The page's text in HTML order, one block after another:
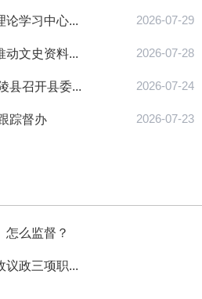
论学习中心... 2026-07-29
动文史资料... 2026-07-28
县召开县委... 2026-07-24
踪督办 2026-07-23
怎么监督？
议政三项职...